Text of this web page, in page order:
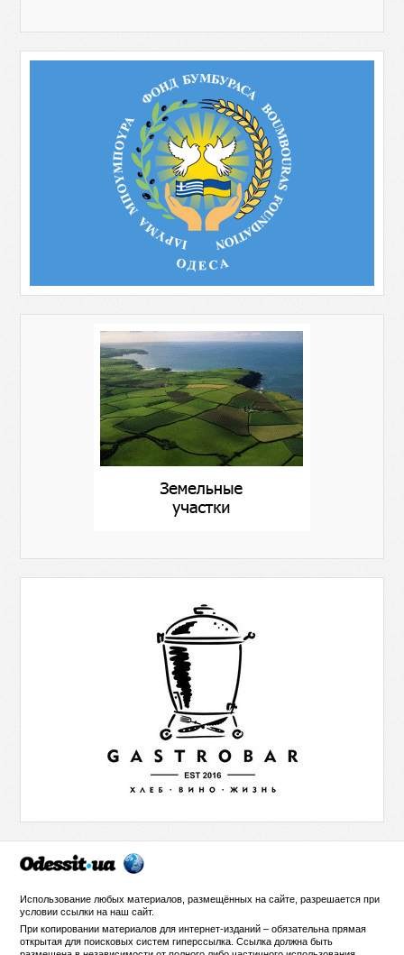
Использование любых материалов, размещённых на сайте, разрешается при
условии ссылки нанаш сайт.
При копировании материалов для интернет-изданий – обязательна прямая
открытая для поисковых систем гиперссылка. Ссылка должна быть